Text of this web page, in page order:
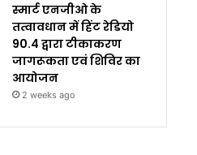
स्मार्ट एनजीओ के
तत्वावधान में हिंट रेडियो
90.4 द्वारा टीकाकरण
जागरूकता एवं शिविर का
आयोजन
2 weeks ago